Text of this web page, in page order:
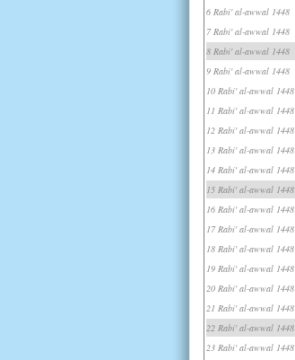
6 Rabi' al-awwal 1448
7 Rabi' al-awwal 1448
8 Rabi' al-awwal 1448
9 Rabi' al-awwal 1448
10 Rabi' al-awwal 1448
11 Rabi' al-awwal 1448
12 Rabi' al-awwal 1448
13 Rabi' al-awwal 1448
14 Rabi' al-awwal 1448
15 Rabi' al-awwal 1448
16 Rabi' al-awwal 1448
17 Rabi' al-awwal 1448
18 Rabi' al-awwal 1448
19 Rabi' al-awwal 1448
20 Rabi' al-awwal 1448
21 Rabi' al-awwal 1448
22 Rabi' al-awwal 1448
23 Rabi' al-awwal 1448